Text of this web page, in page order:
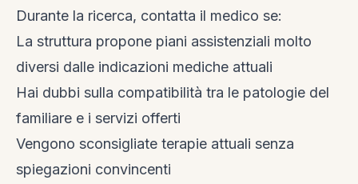
Durante la ricerca, contatta il medico se:
La struttura propone piani assistenziali molto
diversi dalle indicazioni mediche attuali
Hai dubbi sulla compatibilità tra le patologie del
familiare e i servizi offerti
Vengono sconsigliate terapie attuali senza
spiegazioni convincenti